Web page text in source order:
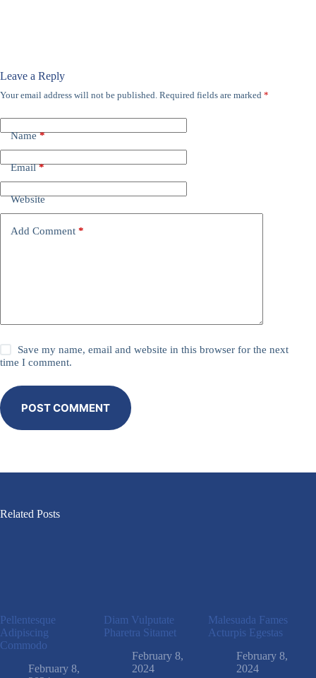
Leave a Reply
Your email address will not be published. Required fields are marked *
Name*
Email*
Website
Add Comment *
Save my name, email and website in this browser for the next
time I comment.
POST COMMENT
Related Posts
Pellentesque
Adipiscing
Commodo
February 8,
Diam Vulputate
Pharetra Sitamet
February 8,
2024
Malesuada Fames
Acturpis Egestas
February 8,
2024